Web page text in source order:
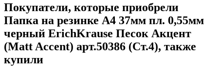
Покупатели, которые приобрели
Папка на резинке А4 37мм пл. 0,55мм
черный ErichKrause Песок Акцент
(Matt Accent) арт.50386 (Ст.4), также
купили